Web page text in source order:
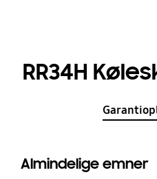
RR34H
Almindelige emner